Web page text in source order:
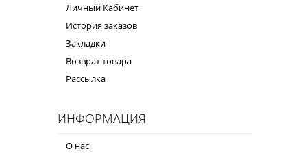
Личный Кабинет
История заказов
Закладки
Возврат товара
Рассылка
ИНФОРМАЦИЯ
О нас